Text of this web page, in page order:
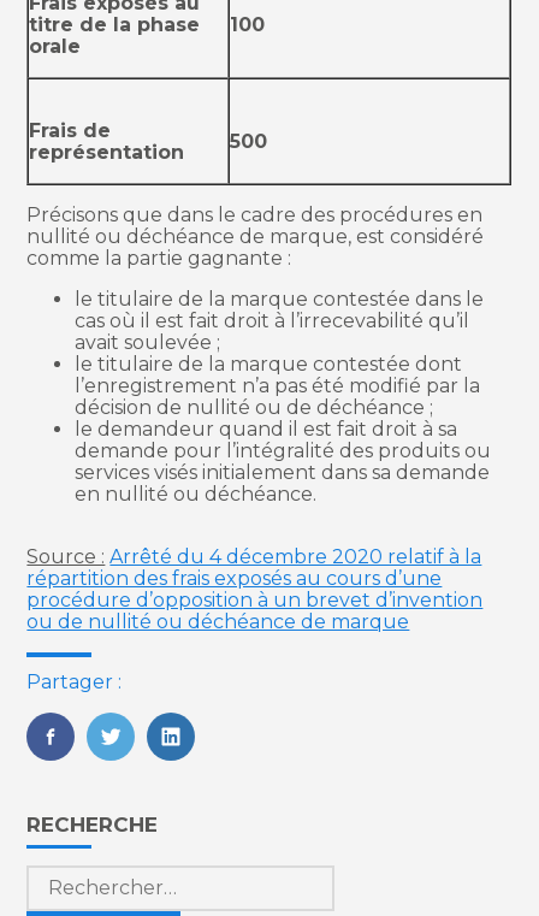
titre de la phase
orale
100
Frais de
représentation
500
Précisons que dans le cadre des procédures en
nullité ou déchéance de marque, est considéré
comme la partie gagnante :
le titulaire de la marque contestée dans le
cas où il est fait droit à l’irrecevabilité qu’il
avait soulevée ;
le titulaire de la marque contestée dont
l’enregistrement n’a pas été modifié par la
décision de nullité ou de déchéance ;
le demandeur quand il est fait droit à sa
demande pour l’intégralité des produits ou
services visés initialement dans sa demande
en nullité ou déchéance.
Source : Arrêté du 4 décembre 2020 relatif à la
répartition des frais exposés au cours d’une
procédure d’opposition à un brevet d’invention
ou de nullité ou déchéance de marque
Partager :
FaceBook
TwitterLinkedIn
Blog
sidebar
RECHERCHE
Rechercher :